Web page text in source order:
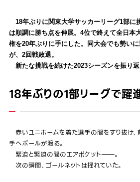
18年ぶりに関東大学サッカーリーグ1部に
は順調に勝ち点を伸展。4位で終えて全日本
権を20年ぶりに手にした。同大会でも勢い
が、2回戦敗退。
新たな挑戦を続けた2023シーズンを振り返
18年ぶりの1部リーグで躍
赤いユニホームを着た選手の間をすり抜け
手へボールが渡る。
緊迫と緊迫の間のエアポケット――。
次の瞬間、ゴールネットは揺れていた。